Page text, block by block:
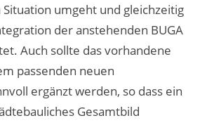
umgeht und gleichzeitig
der anstehenden BUGA
Auch sollte das vorhandene
passenden neuen
ergänzt werden, so dass ein
Gesamtbild